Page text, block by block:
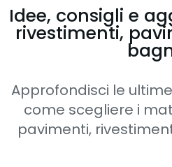
Idee, consigli e
rivestimenti,
Approfondisci le
come scegliere i
pavimenti,